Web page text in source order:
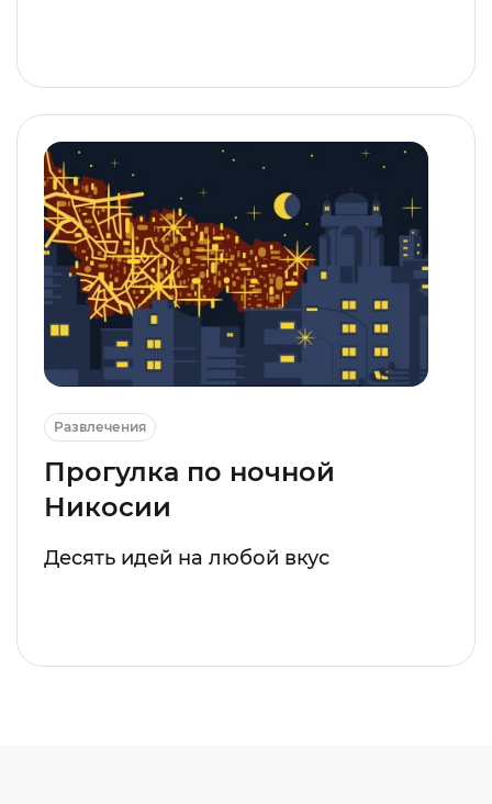
Развлечения
Прогулка по ночной
Никосии
Десять идей на любой вкус